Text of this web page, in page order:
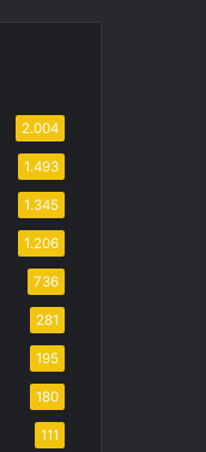
2.004
1.493
1.345
1.206
736
281
195
180
111